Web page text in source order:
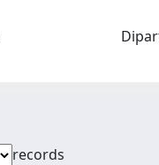
records